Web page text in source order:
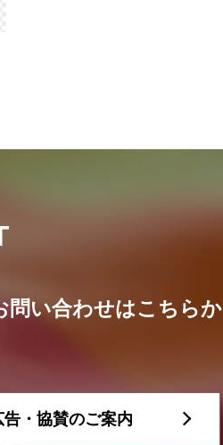
問い合わせはこちらか
告・協賛のご案内